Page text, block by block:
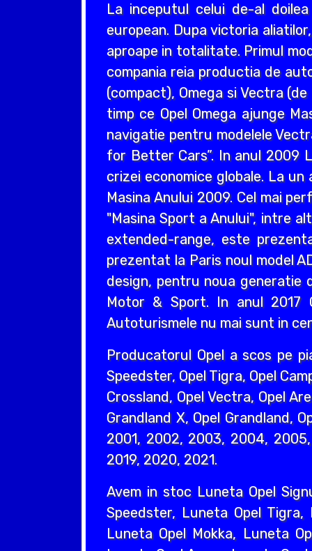
La inceputul celui de-al
european. Dupa victoria
aproape in totalitate. Primul
compania reia productia de
(compact), Omega si Vectra
timp ce Opel Omega ajunge
navigatie pentru modelele
for Better Cars”. In anul 2009
crizei economice globale. La
Masina Anului 2009. Cel mai
"Masina Sport a Anului", intre
extended-range, este
prezentat la Paris noul model
design, pentru noua generatie
Motor & Sport. In anul 2017
Autoturismele nu mai sunt in
Producatorul Opel a scos pe
Speedster, Opel Tigra, Opel
Crossland, Opel Vectra, Opel
Grandland X, Opel Grandland,
2001, 2002, 2003, 2004,
2019, 2020, 2021.
Avem in stoc Luneta Opel
Speedster, Luneta Opel Tigra,
Luneta Opel Mokka, Luneta